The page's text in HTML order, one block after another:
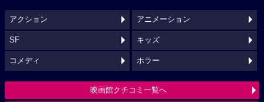
アクション アニメーション
SF キッズ
コメディ ホラー
映画館クチコミ一覧へ